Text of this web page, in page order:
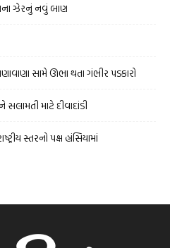
ઝેરનું નવું બાણ
સામે ઊભા થતા ગંભીર પડકારો
માટે દીવાદાંડી
સ્તરનો પક્ષ હાંસિયામાં